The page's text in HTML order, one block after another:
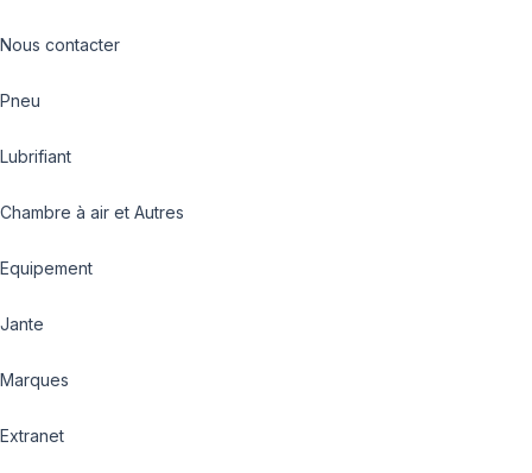
Nous contacter
Pneu
Lubrifiant
Chambre à air et Autres
Equipement
Jante
Marques
Extranet